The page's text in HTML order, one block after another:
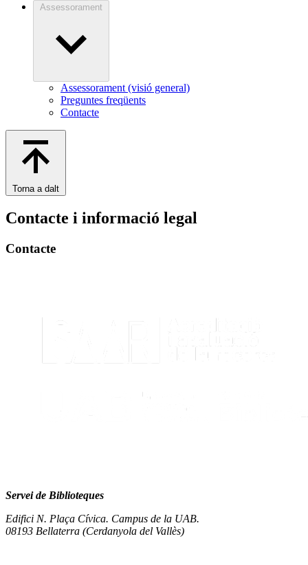
Assessorament
Assessorament (visió general)
Preguntes freqüents
Contacte
Torna a dalt
Contacte i informació legal
Contacte
Servei de Biblioteques
Edifici N. Plaça Cívica. Campus de la UAB.
08193 Bellaterra (Cerdanyola del Vallès)